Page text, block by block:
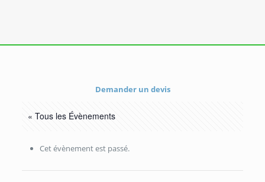
Demander un devis
« Tous les Évènements
Cet évènement est passé.